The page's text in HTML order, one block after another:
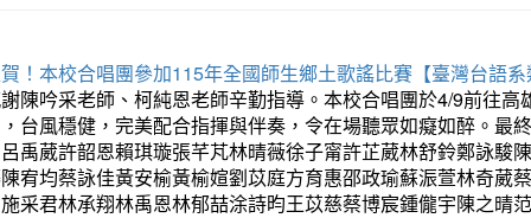
！本校合唱團參加115年全國師生鄉土歌謠比賽【臺灣台語
陳吟采老師、柯純恩老師辛勤指導。本校合唱團於4/9前往
台風穩健，完美配合指揮與伴奏，令在場聽眾如癡如醉。最
禹葳許韶恩賴琪璇張芊芃林晴薇徐子甯許芷葳林舒鈴鄭詠駿
宥均蔡詠佳黃安榆黃榆媗劉苡庭方育惠邵政瑜蘇浱萱林奇葳
采君林承翔林禹恩林郁喆涂詩昀王苡慈蔡博宸鍾儱宇陳之晴